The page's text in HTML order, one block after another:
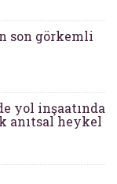
son görkemli
yol inşaatında
anıtsal heykel